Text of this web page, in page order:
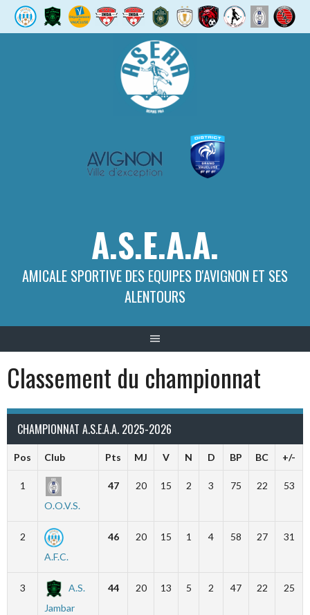
A.S.E.A.A.
AMICALE SPORTIVE DES EQUIPES D'AVIGNON ET SES
ALENTOURS
Classement du championnat
CHAMPIONNAT A.S.E.A.A. 2025-2026
Pos Club Pts MJ V N D BP BC +/-
1
O.O.V.S.
47 20 15 2 3 75 22 53
2
A.F.C.
46 20 15 1 4 58 27 31
3
A.S.
Jambar
44 20 13 5 2 47 22 25